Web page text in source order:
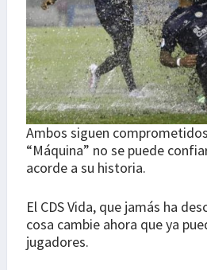
Ambos siguen
“Máquina” no se puede
acorde a su historia.
El CDS Vida, que jamás ha
cosa cambie ahora que ya
jugadores.